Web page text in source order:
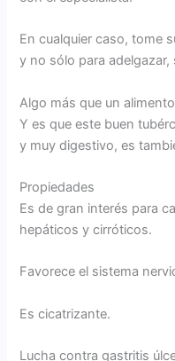
En cualquier caso, tome
y no sólo para
Algo más que un alimento
Y es que este buen
y muy digestivo, es
Propiedades
Es de gran interés para
hepáticos y cirróticos.
Favorece el sistema
Es cicatrizante.
Lucha contra gastritis